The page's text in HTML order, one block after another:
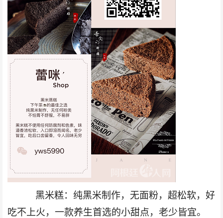
黑米糕：纯黑米制作，无面粉，超松软，好
吃不上火，一款养生首选的小甜点，老少皆宜。